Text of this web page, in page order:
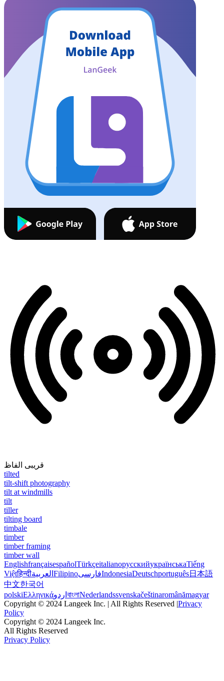
قریبی الفاظ
tilted
tilt-shift photography
tilt at windmills
tilt
tiller
tilting board
timbale
timber
timber framing
timber wall
EnglishfrançaisespañolTürkçeitalianoрусскийукраїнськаTiếng
Việtहिन्दीالعربية FilipinoفارسیIndonesiaDeutschportuguês日本語
中文한국어
polskiΕλληνικάاردو বাংলাNederlandssvenskačeštinaromânămagyar
Copyright © 2024 Langeek Inc. | All Rights Reserved |Privacy
Policy
Copyright © 2024 Langeek Inc.
All Rights Reserved
Privacy Policy